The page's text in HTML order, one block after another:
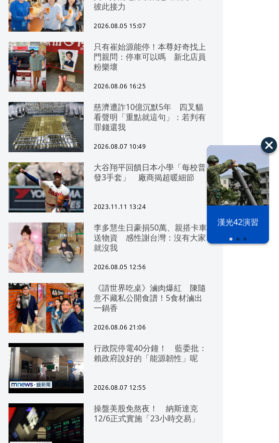
漢光42演習
彼此接力
2026.08.05 15:07
只有崔始源能停！本尊好奇找上
門親問：停車可以嗎 新北店員
粉樂壞
2026.08.06 16:25
慈濟遭詐10億沉默5年 四叉貓
看聲明「重點就這句」：若判有
罪錢還我
2026.08.07 10:49
大谷翔平回饋日本小學「每校普
發3手套」 廠商揭超暖細節
2023.11.11 13:24
李多慧生日豪捐50萬、親搭卡車
送物資 感性謝台灣：沒有大家
就沒我
2026.08.05 12:56
《請世界吃桌》滷肉爆紅 陳隨
意不藏私公開食譜！5食材滷出
一鍋香
2026.08.06 21:06
行政院停電40分鐘！ 藍委批：
賴政府說好的「能源韌性」呢
2026.08.07 12:55
操盤美股免熬夜！ 納斯達克
12/6正式實施「23小時交易」